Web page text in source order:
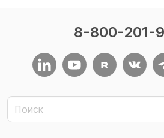
8-800-201-